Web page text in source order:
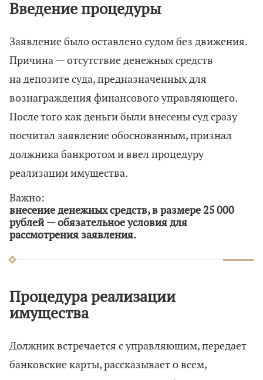
Введение процедуры
Заявление было оставлено судом без движения.
Причина — отсутствие денежных средств
на депозите суда, предназначенных для
вознаграждения финансового управляющего.
После того как деньги были внесены суд сразу
посчитал заявление обоснованным, признал
должника банкротом и ввел процедуру
реализации имущества.
Важно:
внесение денежных средств, в размере 25 000
рублей — обязательное условия для
рассмотрения заявления.
Процедура реализации
имущества
Должник встречается с управляющим, передает
банковские карты, рассказывает о всем,